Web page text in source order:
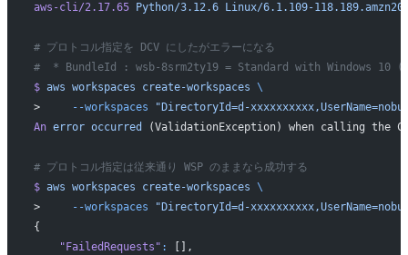
aws-cli/2.17.65 Python/3.12.6 Linux/6.1.109-
# プロトコル指定を DCV にしたがエラーになる
#  * BundleId : wsb-8srm2ty19 = Standard with Windows 10
$ aws workspaces create-workspaces \
>
--workspaces "DirectoryId=d-
An error occurred (ValidationException) when calling the
# プロトコル指定は従来通り WSP のままなら成功する
$ aws workspaces create-workspaces \
>
--workspaces "DirectoryId=d-
{
    "FailedRequests"
:
[],